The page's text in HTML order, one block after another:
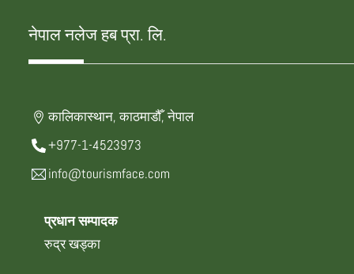
नेपाल नलेज हब प्रा. लि.
कालिकास्थान, काठमाडौँ, नेपाल
+977-1-4523973
info@tourismface.com
प्रधान सम्पादक
रुद्र खड्का